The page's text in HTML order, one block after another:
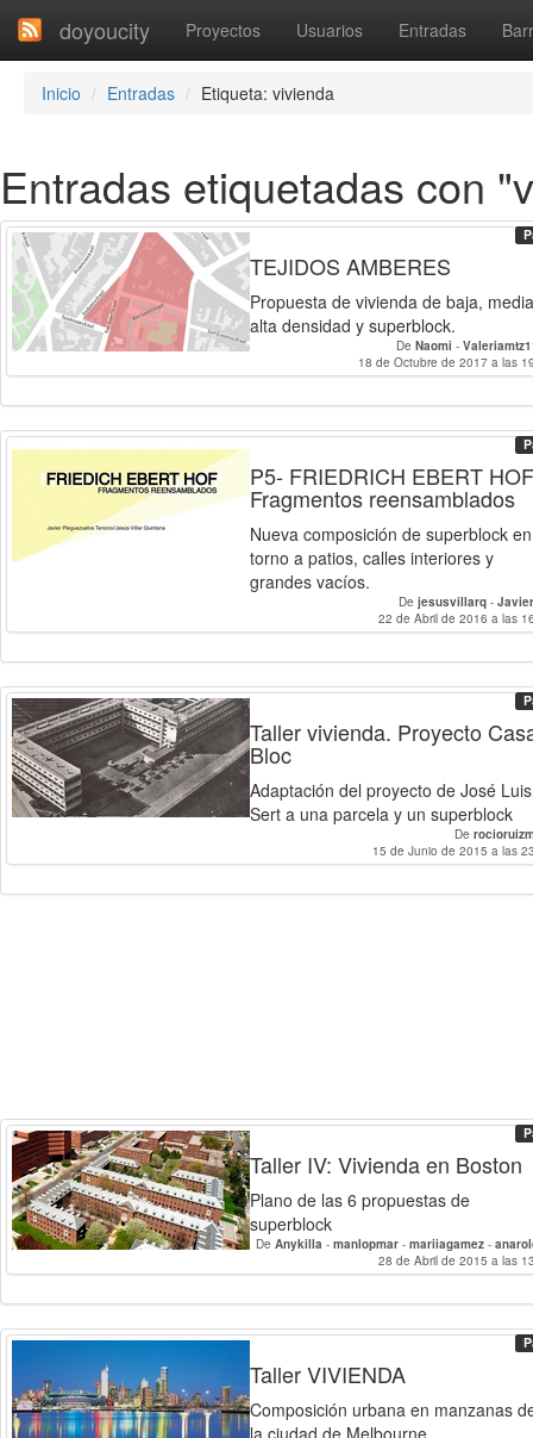
doyoucity Proyectos Usuarios Entradas
Inicio Entradas Etiqueta: vivienda
Entradas etiquetadas con
TEJIDOS AMBERES
Propuesta de vivienda de baja,
alta densidad y superblock.
De Naomi -
18 de Octubre de 2017 a las
P5- FRIEDRICH EBERT
Fragmentos reensamblados
Nueva composición de superblock en
torno a patios, calles interiores y
grandes vacíos.
De jesusvillarq -
22 de Abril de 2016 a las
Taller vivienda. Proyecto
Bloc
Adaptación del proyecto de José Luis
Sert a una parcela y un superblock
De
15 de Junio de 2015 a las
Taller IV: Vivienda en Boston
Plano de las 6 propuestas de
superblock
De Anykilla - manlopmar - mariiagamez -
- ferarechiga-
28 de Abril de 2015 a las
Taller VIVIENDA
Composición urbana en manzanas
la ciudad de Melbourne.